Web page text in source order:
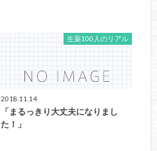
生薬100人のリアル
2018.11.14
「まるっきり大丈夫になりまし
た！」